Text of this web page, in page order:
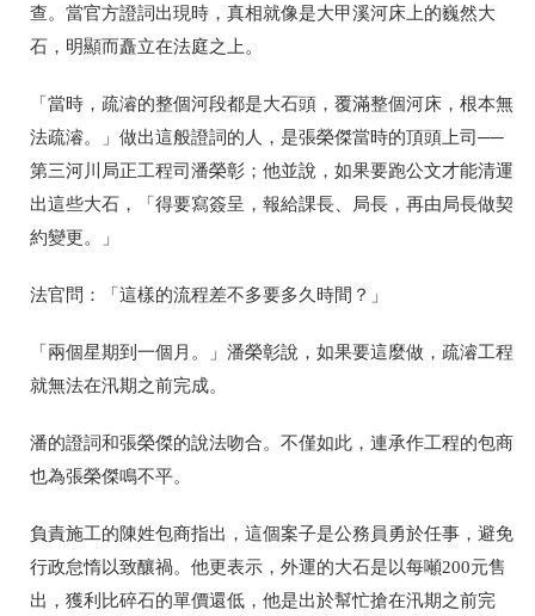
查。當官方證詞出現時，真相就像是大甲溪河床上的巍然大
石，明顯而矗立在法庭之上。
「當時，疏濬的整個河段都是大石頭，覆滿整個河床，根本無
法疏濬。」做出這般證詞的人，是張榮傑當時的頂頭上司──
第三河川局正工程司潘榮彰；他並說，如果要跑公文才能清運
出這些大石，「得要寫簽呈，報給課長、局長，再由局長做契
約變更。」
法官問：「這樣的流程差不多要多久時間？」
「兩個星期到一個月。」潘榮彰說，如果要這麼做，疏濬工程
就無法在汛期之前完成。
潘的證詞和張榮傑的說法吻合。不僅如此，連承作工程的包商
也為張榮傑鳴不平。
負責施工的陳姓包商指出，這個案子是公務員勇於任事，避免
行政怠惰以致釀禍。他更表示，外運的大石是以每噸200元售
出，獲利比碎石的單價還低，他是出於幫忙搶在汛期之前完